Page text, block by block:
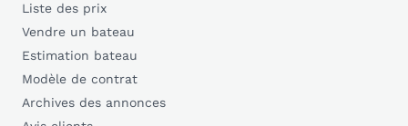
Liste des prix
Vendre un bateau
Estimation bateau
Modèle de contrat
Archives des annonces